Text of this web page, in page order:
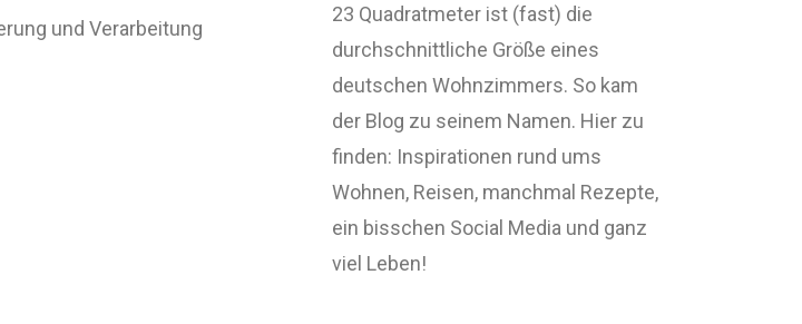
und Verarbeitung
23 Quadratmeter ist (fast) die
durchschnittliche Größe eines
deutschen Wohnzimmers. So kam
der Blog zu seinem Namen. Hier zu
finden: Inspirationen rund ums
Wohnen, Reisen, manchmal Rezepte,
ein bisschen Social Media und ganz
viel Leben!